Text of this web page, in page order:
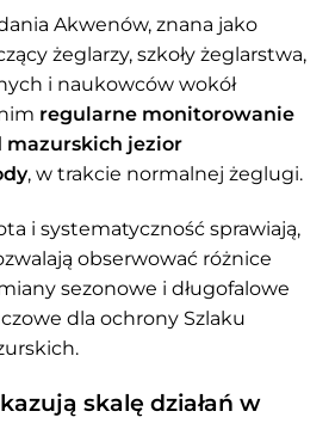
Akwenów, znana jako
żeglarzy, szkoły żeglarstwa,
i naukowców wokół
regularne monitorowanie
mazurskich jezior
, w trakcie normalnej żeglugi.
i systematyczność sprawiają,
obserwować różnice
sezonowe i długofalowe
dla ochrony Szlaku
skalę działań w